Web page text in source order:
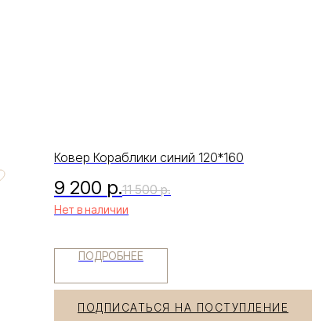
Ковер Кораблики синий 120*160
9 200 р.11 500 р.
Нет в наличии
ПОДРОБНЕЕ
ПОДПИСАТЬСЯ НА ПОСТУПЛЕНИЕ